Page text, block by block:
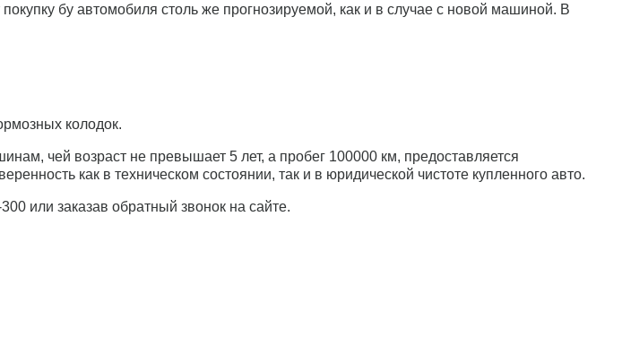
бу автомобиля столь же прогнозируемой, как и в случае с новой машиной. В
колодок.
чей возраст не превышает 5 лет, а пробег 100000 км, предоставляется
как в техническом состоянии, так и в юридической чистоте купленного авто.
или заказав обратный звонок на сайте.